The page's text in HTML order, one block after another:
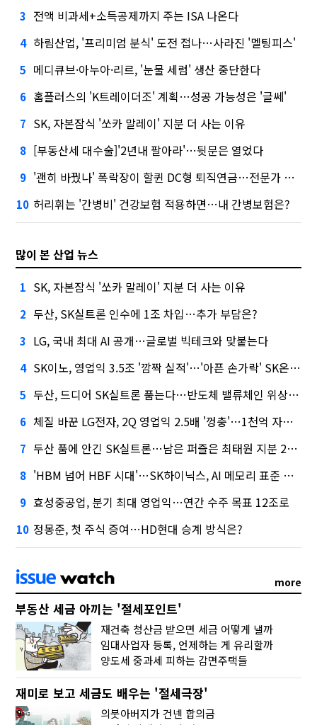
3 전액 비과세+소득공제까지 주는 ISA 나온다
4 하림산업, '프리미엄 분식' 도전 접나…사라진 '멜팅피스'
5 메디큐브·아누아·리르, '눈물 세럼' 생산 중단한다
6 홈플러스의 'K트레이더조' 계획…성공 가능성은 '글쎄'
7 SK, 자본잠식 '쏘카 말레이' 지분 더 사는 이유
8 [부동산세 대수술]'2년내 팔아라'…뒷문은 열었다
9 '괜히 바꿨나' 폭락장이 할퀸 DC형 퇴직연금…전문가 조언은
10 허리휘는 '간병비' 건강보험 적용하면…내 간병보험은?
많이 본 산업 뉴스
1 SK, 자본잠식 '쏘카 말레이' 지분 더 사는 이유
2 두산, SK실트론 인수에 1조 차입…추가 부담은?
3 LG, 국내 최대 AI 공개…글로벌 빅테크와 맞붙는다
4 SK이노, 영업익 3.5조 '깜짝 실적'…'아픈 손가락' SK온의 반전
5 두산, 드디어 SK실트론 품는다…반도체 밸류체인 위상 강화
6 체질 바꾼 LG전자, 2Q 영업익 2.5배 '껑충'…1천억 자사주 태운다
7 두산 품에 안긴 SK실트론…남은 퍼즐은 최태원 지분 29.4%
8 'HBM 넘어 HBF 시대'…SK하이닉스, AI 메모리 표준 선점 나섰다
9 효성중공업, 분기 최대 영업익…연간 수주 목표 12조로
10 정몽준, 첫 주식 증여…HD현대 승계 방식은?
more
부동산 세금 아끼는 '절세포인트'
재건축 청산금 받으면 세금 어떻게 낼까
임대사업자 등록, 언제하는 게 유리할까
양도세 중과세 피하는 감면주택들
재미로 보고 세금도 배우는 '절세극장'
의붓아버지가 건넨 합의금